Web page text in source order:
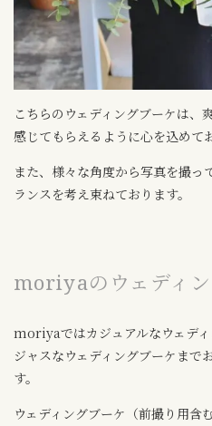
こちらのウェディングブーケは、
感じてもらえるように心を込めて
また、様々な角度から写真を撮っ
ランスを考え束ねております。
moriyaのウェディ
moriyaではカジュアルなウェデ
ジャスなウェディングブーケまで
す。
ウェディングブーケ（前撮り用含